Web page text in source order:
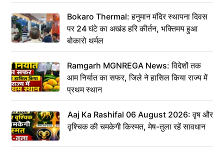
Bokaro Thermal: हनुमान मंदिर स्थापना दिवस
पर 24 घंटे का अखंड हरि कीर्तन, भक्तिमय हुआ
बोकारो थर्मल
Ramgarh MGNREGA News: विदेशों तक
आम निर्यात का सफर, जिले ने हासिल किया राज्य में
प्रथम स्थान
Aaj Ka Rashifal 06 August 2026: वृष और
वृश्चिक की चमकेगी किस्मत, मेष-तुला रहें सावधान